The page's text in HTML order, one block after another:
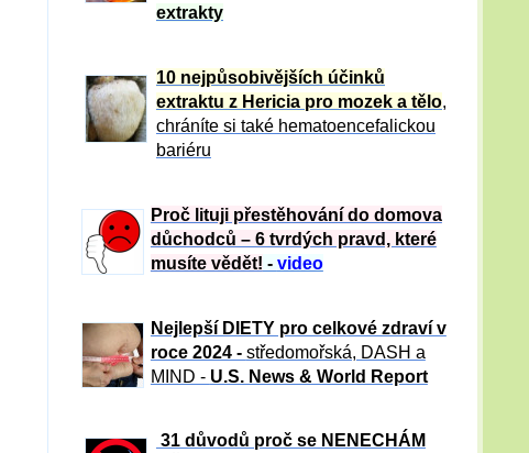
extrakty
10 nejpůsobivějších účinků
extraktu z Hericia pro mozek a tělo,
chráníte si také hematoencefalickou
bariéru
Proč lituji přestěhování do domova
důchodců – 6 tvrdých pravd, které
musíte vědět! - video
Nejlepší DIETY pro celkové zdraví v
roce 2024 - středomořská, DASH a
MIND - U.S. News & World Report
31 důvod ů proč se NENECHÁM